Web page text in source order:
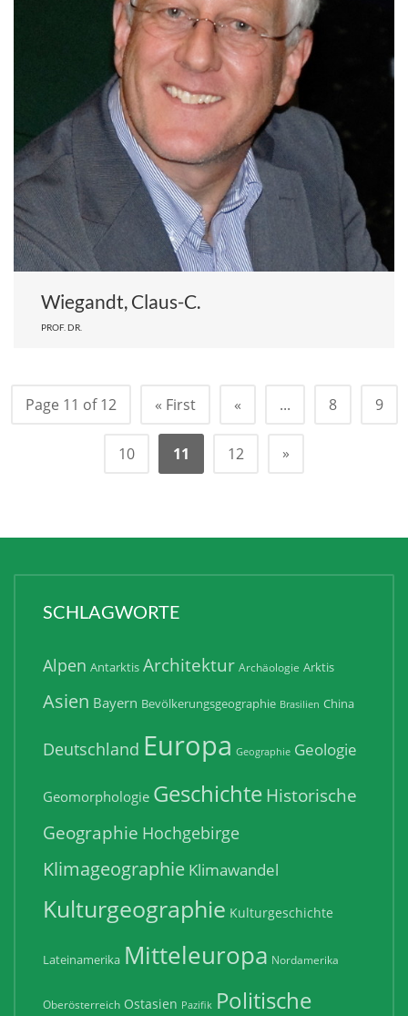
Wiegandt, Claus-C.
PROF. DR.
Page 11 of 12 « First « ... 8 9
10 11 12 »
SCHLAGWORTE
Alpen Antarktis Architektur Archäologie Arktis
Asien Bayern Bevölkerungsgeographie Brasilien China
Deutschland Europa Geographie Geologie
Geomorphologie GeschichteHistorische
Geographie Hochgebirge
Klimageographie Klimawandel
Kulturgeographie Kulturgeschichte
Lateinamerika Mitteleuropa Nordamerika
Oberösterreich Ostasien Pazifik Politische